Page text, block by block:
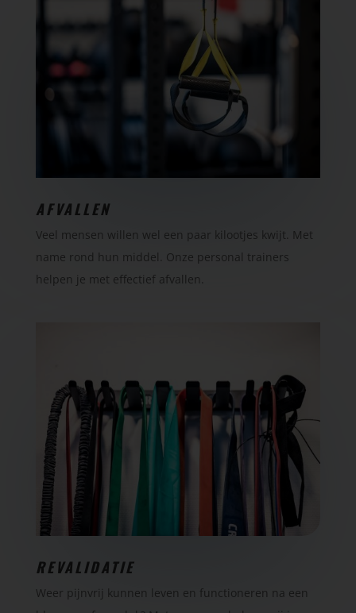
AFVALLEN
Veel mensen willen wel een paar kilootjes kwijt. Met
name rond hun middel. Onze personal trainers
helpen je met effectief afvallen.
REVALIDATIE
Weer pijnvrij kunnen leven en functioneren na een